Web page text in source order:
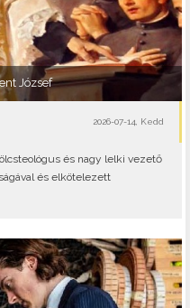
József
2026-07-14, Kedd
és nagy lelki vezető
és elkötelezett